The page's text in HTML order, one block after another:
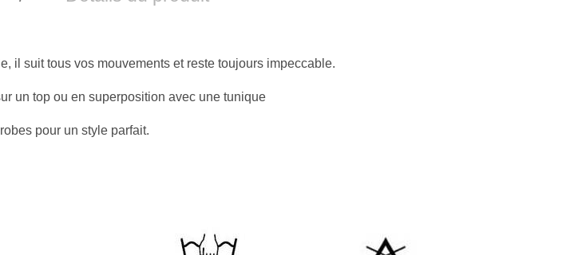
il suit tous vos mouvements et reste toujours impeccable.
un top ou en superposition avec une tunique
pour un style parfait.